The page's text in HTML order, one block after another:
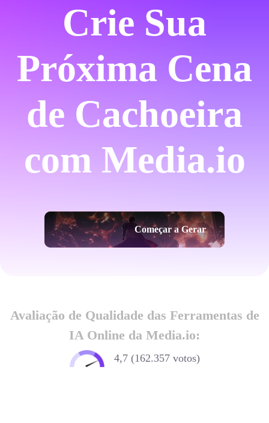
Crie Sua
Próxima Cena
de Cachoeira
com Media.io
Começar a Gerar
Avaliação de Qualidade das Ferramentas de
IA Online da Media.io:
4,7 (162.357 votos)